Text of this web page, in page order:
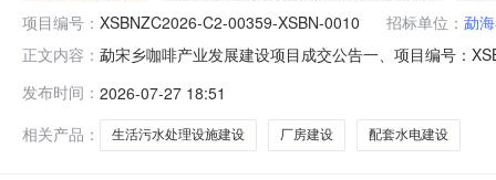
项目编号： XSBNZC2026-C2-00359-XSBN-0010 招标单位： 勐
正文内容： 勐宋乡咖啡产业发展建设项目成交公告一、项目编号：
0}">工程类主要标的信息：序号标项名称标的名称施工
平
发布时间： 2026-07-27 18:51
相关产品：
生活污水处理设施建设 厂房建设 配套水电建设